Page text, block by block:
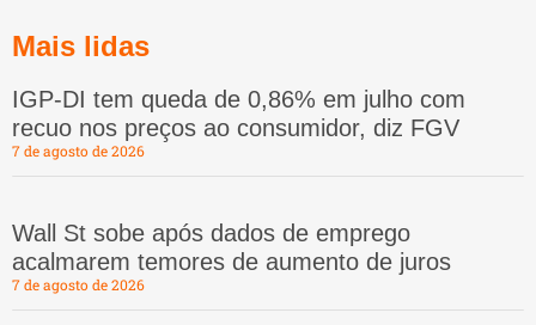
Mais lidas
IGP-DI tem queda de 0,86% em julho com
recuo nos preços ao consumidor, diz FGV
7 de agosto de 2026
Wall St sobe após dados de emprego
acalmarem temores de aumento de juros
7 de agosto de 2026